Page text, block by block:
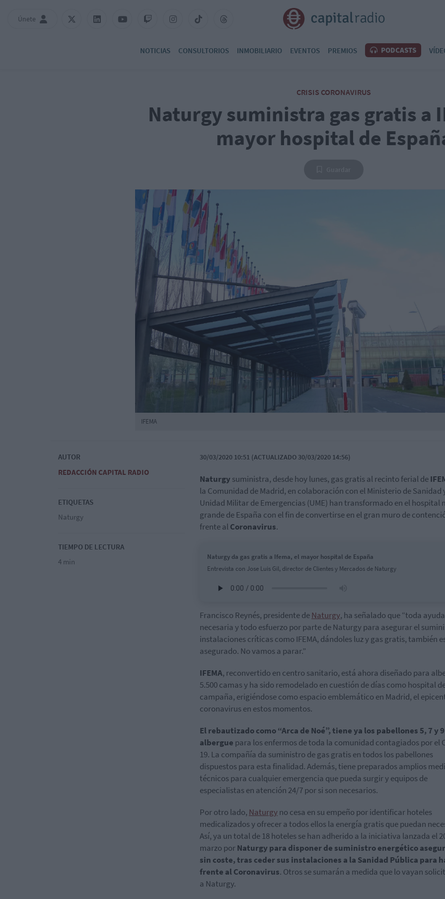
Únete
NOTICIAS CONSULTORIOS INMOBILIARIO EVENTOS PREMIOS PODCASTS
CRISIS CORONAVIRUS
Naturgy suministra gas gratis a
mayor hospital de
IFEMA
AUTOR
REDACCIÓN CAPITAL RADIO
ETIQUETAS
Naturgy
TIEMPO DE LECTURA
4 min
30/03/2020 10:51 (ACTUALIZADO 30/03/2020 14:56)
Naturgysuministra, desde hoy lunes, gas gratis al recinto ferial de
la Comunidad de Madrid, en colaboración con el Ministerio de Sanidad
Unidad Militar de Emergencias (UME) han transformado en el hospital
grande de España con el fin de convertirse en el gran muro de
frente alCoronavirus.
Naturgy da gas gratis a Ifema, el mayor hospital de España
Entrevista con Jose Luis Gil, director de Clientes y Mercados de Naturgy
Francisco Reynés, presidente deNaturgy, ha señalado que “toda
necesaria y todo esfuerzo por parte de Naturgy para asegurar el
instalaciones críticas como IFEMA, dándoles luz y gas gratis, también
asegurado. No vamos a parar.”
IFEMA, reconvertido en centro sanitario, está ahora diseñado para
5.500 camas y ha sido remodelado en cuestión de días como hospital
campaña, erigiéndose como espacio emblemático en Madrid, el
coronavirus en estos momentos.
El rebautizado como “Arca de Noé”, tiene ya los pabellones 5, 7 y
albergue para los enfermos de toda la comunidad contagiados por el
19. La compañía da suministro de gas gratis en todos los pabellones
dispuestos para esta finalidad. Además, tiene preparados amplios
técnicos para cualquier emergencia que pueda surgir y equipos de
especialistas en atención 24/7 por si son necesarios.
Por otro lado, Naturgyno cesa en su empeño por identificar hoteles
medicalizados y ofrecer a todos ellos la energía gratis que puedan
Así, ya un total de 18 hoteles se han adherido a la iniciativa lanzada el
marzo porNaturgy para disponer de suministro energético
sin coste, tras ceder sus instalaciones a la Sanidad Pública para
frente al Coronavirus. Otros se sumarán a medida que lo vayan
a Naturgy.